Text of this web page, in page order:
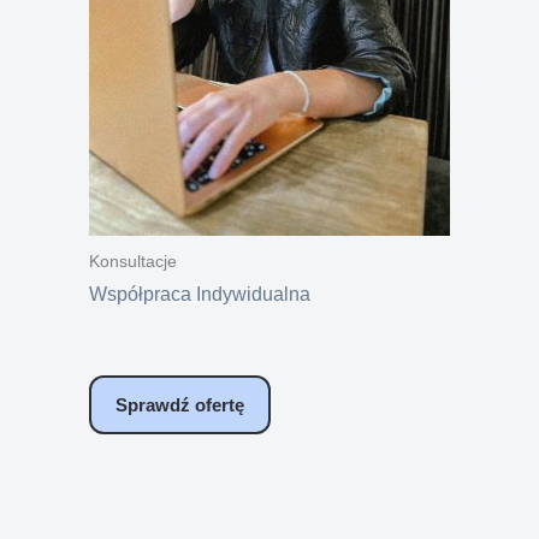
Konsultacje
Współpraca Indywidualna
Sprawdź ofertę